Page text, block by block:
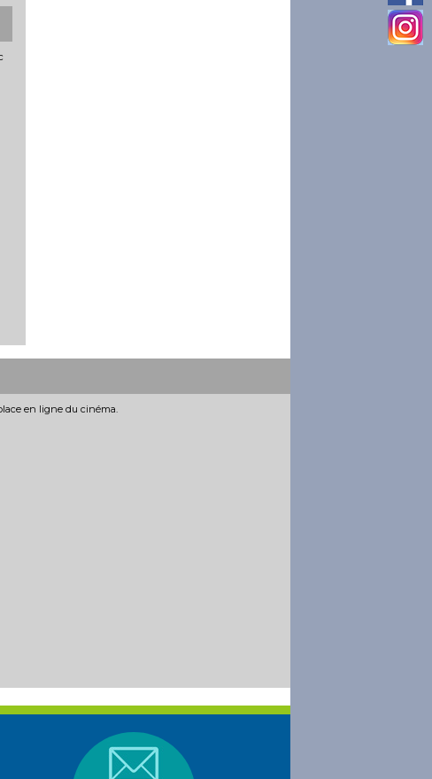
en ligne du cinéma.